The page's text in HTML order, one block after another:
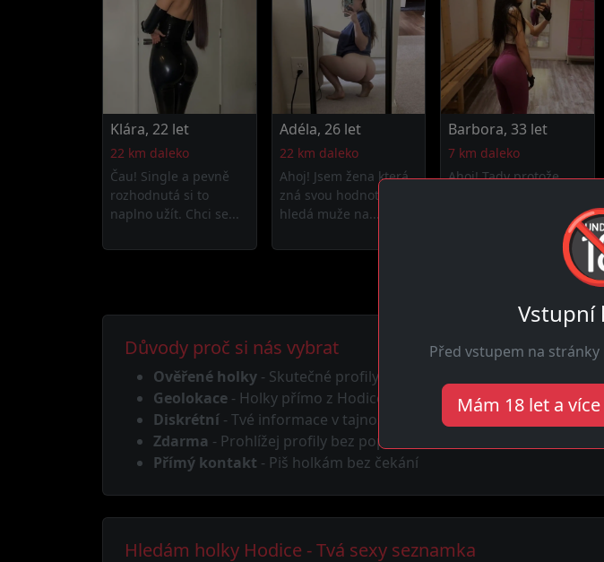
Klára, 22 let
22 km daleko
Čau! Single a pevně
rozhodnutá si to
naplno užít. Chci se...
Adéla, 26 let
22 km daleko
Ahoj! Jsem žena která
zná svou hodnotu a
hledá muže na...
Barbora, 33 let
7 km daleko
Ahoj! Tady protože
Důvody proč si nás vybrat
Ověřené holky - Skutečné profily, žádní boti
Geolokace - Holky přímo z Hodice nebo okolí 30 km
Diskrétní - Tvé informace v tajnosti
Zdarma - Prohlížej profily bez poplatků
Přímý kontakt - Piš holkám bez čekání
Hledám holky Hodice - Tvá sexy seznamka
Vstupní
Před vstupem na
Mám 18 let a více